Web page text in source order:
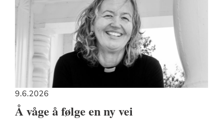
9.6.2026
Å våge å følge en ny vei